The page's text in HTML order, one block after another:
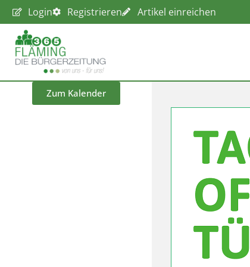
Login Registrieren Artikel einreichen
Zum Kalender